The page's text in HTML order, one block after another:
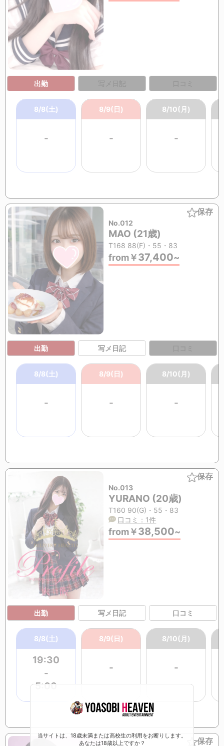
出勤
8/8(土)
-
8/9(日)
-
8/10(月)
-
保存
No.012
MAO (21歳)
T168 88(F)・55・83
from￥37,400~
出勤 写メ日記
8/8(土)
-
8/9(日)
-
8/10(月)
-
保存
No.013
YURANO (20歳)
T160 90(G)・55・83
口コミ：1件
from￥38,500~
出勤 写メ日記 口コミ
8/8(土)
19:30
-
5:00
8/9(日)
-
8/10(月)
-
保存
当サイトは、18歳未満または高校生の利用をお断りします。
あなたは18歳以上ですか？